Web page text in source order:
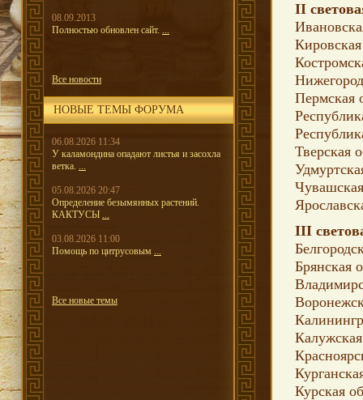
08.09.2013
Полностью обновлен сайт. ...
Все новости
НОВЫЕ ТЕМЫ ФОРУМА
06.08.2026 11:34
У каламондина опадают листья и засохла
ветка. ...
05.08.2026 20:47
Определение безымянных растений.
КАКТУСЫ ...
03.08.2026 11:00
Помощь по цитрусовым ...
Все новые темы
II
Пермская
Тверская
III
Брянская
Курская